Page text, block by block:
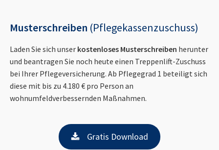
Musterschreiben (Pflegekassenzuschuss)
Laden Sie sich unser kostenloses Musterschreiben herunter
und beantragen Sie noch heute einen Treppenlift-Zuschuss
bei Ihrer Pflegeversicherung. Ab Pflegegrad 1 beteiligt sich
diese mit bis zu 4.180 € pro Person an
wohnumfeldverbessernden Maßnahmen.
Gratis Download